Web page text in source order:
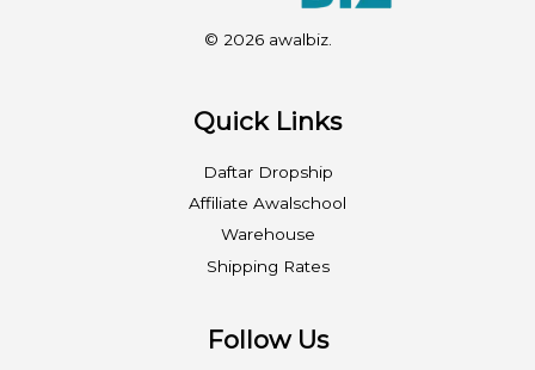
© 2026 awalbiz.
Quick Links
Daftar Dropship
Affiliate Awalschool
Warehouse
Shipping Rates
Follow Us